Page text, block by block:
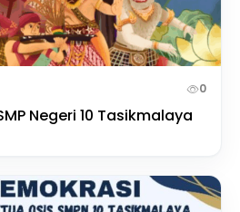
0
Negeri 10 Tasikmalaya